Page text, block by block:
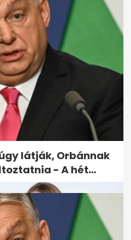
munkát és
kínál kárpátaljai...
látják, Orbánnak
- A hét...